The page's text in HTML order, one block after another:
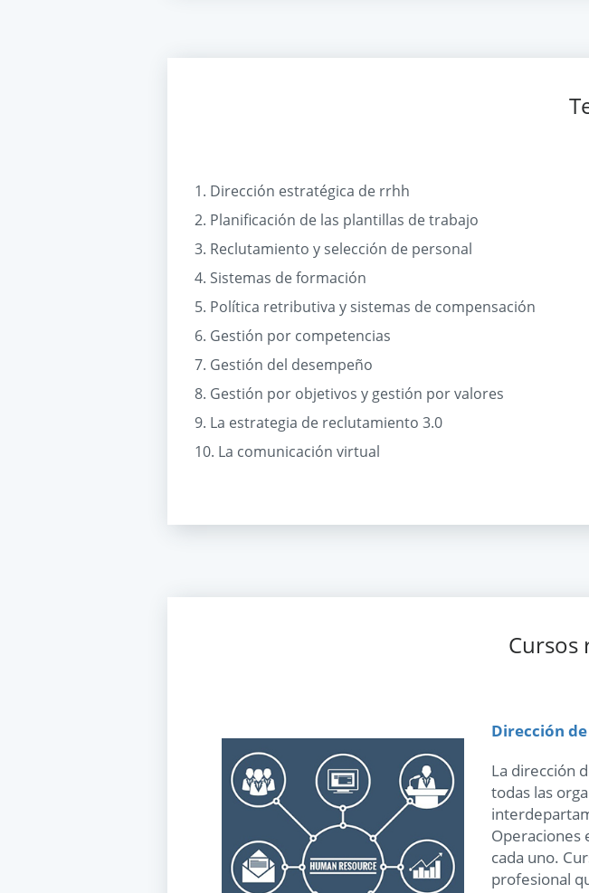
1. Dirección estratégica de rrhh
2. Planificación de las plantillas de trabajo
3. Reclutamiento y selección de personal
4. Sistemas de formación
5. Política retributiva y sistemas de compensación
6. Gestión por competencias
7. Gestión del desempeño
8. Gestión por objetivos y gestión por valores
9. La estrategia de reclutamiento 3.0
10. La comunicación virtual
Cursos
Dirección
La dirección
todas las
Operaciones
cada uno.
profesional